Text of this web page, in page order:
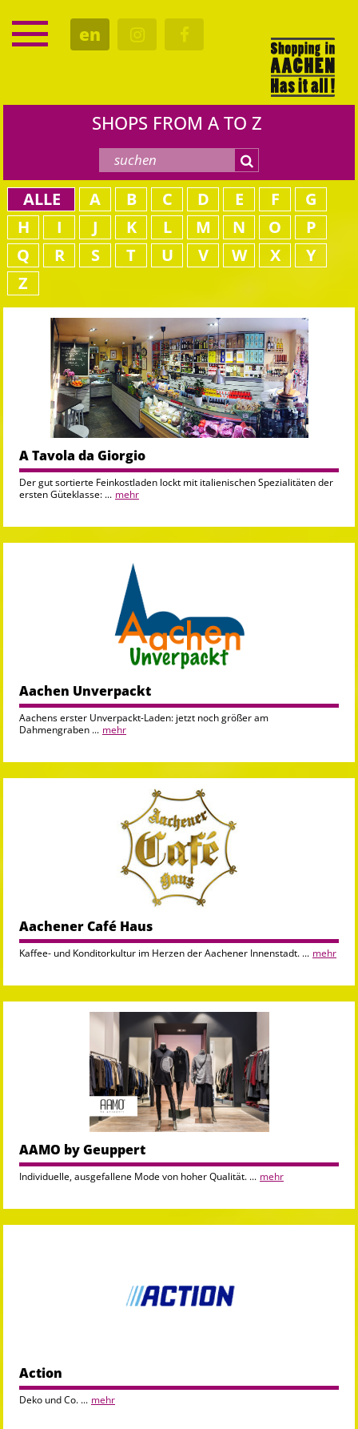
en
DATES
SHOPS FROM A TO Z
ALLE A B C D E F
G
H
I J K L M N O
P
Q
R S T U V W X
Y
Z
A Tavola da Giorgio
Der gut sortierte Feinkostladen lockt mit italienischen Spezialitäten der
ersten Güteklasse: ... mehr
Aachen Unverpackt
Aachens erster Unverpackt-Laden: jetzt noch größer am
Dahmengraben ... mehr
Aachener Café Haus
Kaffee- und Konditorkultur im Herzen der Aachener Innenstadt. ... mehr
AAMO by Geuppert
Individuelle, ausgefallene Mode von hoher Qualität. ... mehr
Action
Deko und Co. ... mehr